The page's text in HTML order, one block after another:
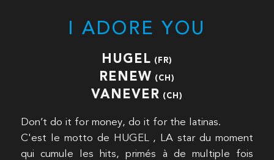
I ADORE YOU
HUGEL (FR)
RENEW (CH)
VANEVER (CH)
Don’t do it for money, do it for the latinas.
C'est le motto de HUGEL , LA star du moment
qui cumule les hits, primés à de multiple fois